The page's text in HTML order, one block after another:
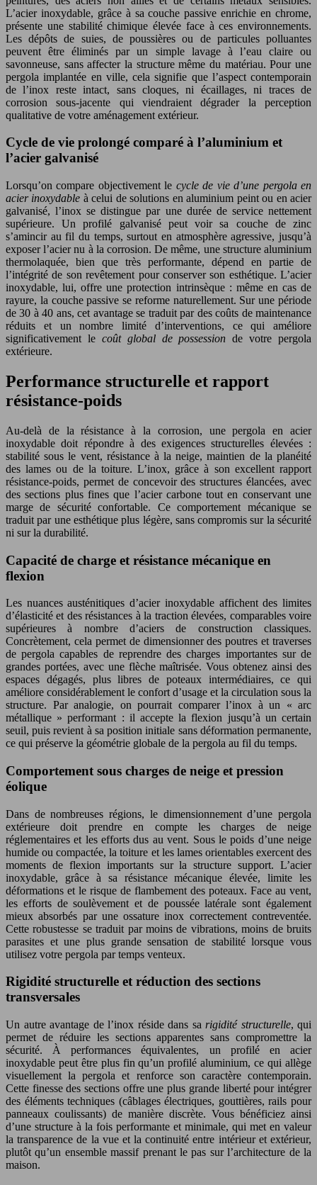
L’acier inoxydable, grâce à sa couche passive enrichie en chrome,
présente une stabilité chimique élevée face à ces environnements.
Les dépôts de suies, de poussières ou de particules polluantes
peuvent être éliminés par un simple lavage à l’eau claire ou
savonneuse, sans affecter la structure même du matériau. Pour une
pergola implantée en ville, cela signifie que l’aspect contemporain
de l’inox reste intact, sans cloques, ni écaillages, ni traces de
corrosion sous-jacente qui viendraient dégrader la perception
qualitative de votre aménagement extérieur.
Cycle de vie prolongé comparé à l’aluminium et
l’acier galvanisé
Lorsqu’on compare objectivement le cycle de vie d’une pergola en
acier inoxydable à celui de solutions en aluminium peint ou en acier
galvanisé, l’inox se distingue par une durée de service nettement
supérieure. Un profilé galvanisé peut voir sa couche de zinc
s’amincir au fil du temps, surtout en atmosphère agressive, jusqu’à
exposer l’acier nu à la corrosion. De même, une structure aluminium
thermolaquée, bien que très performante, dépend en partie de
l’intégrité de son revêtement pour conserver son esthétique. L’acier
inoxydable, lui, offre une protection intrinsèque : même en cas de
rayure, la couche passive se reforme naturellement. Sur une période
de 30 à 40 ans, cet avantage se traduit par des coûts de maintenance
réduits et un nombre limité d’interventions, ce qui améliore
significativement le coût global de possession de votre pergola
extérieure.
Performance structurelle et rapport
résistance-poids
Au-delà de la résistance à la corrosion, une pergola en acier
inoxydable doit répondre à des exigences structurelles élevées :
stabilité sous le vent, résistance à la neige, maintien de la planéité
des lames ou de la toiture. L’inox, grâce à son excellent rapport
résistance-poids, permet de concevoir des structures élancées, avec
des sections plus fines que l’acier carbone tout en conservant une
marge de sécurité confortable. Ce comportement mécanique se
traduit par une esthétique plus légère, sans compromis sur la sécurité
ni sur la durabilité.
Capacité de charge et résistance mécanique en
flexion
Les nuances austénitiques d’acier inoxydable affichent des limites
d’élasticité et des résistances à la traction élevées, comparables voire
supérieures à nombre d’aciers de construction classiques.
Concrètement, cela permet de dimensionner des poutres et traverses
de pergola capables de reprendre des charges importantes sur de
grandes portées, avec une flèche maîtrisée. Vous obtenez ainsi des
espaces dégagés, plus libres de poteaux intermédiaires, ce qui
améliore considérablement le confort d’usage et la circulation sous la
structure. Par analogie, on pourrait comparer l’inox à un « arc
métallique » performant : il accepte la flexion jusqu’à un certain
seuil, puis revient à sa position initiale sans déformation permanente,
ce qui préserve la géométrie globale de la pergola au fil du temps.
Comportement sous charges de neige et pression
éolique
Dans de nombreuses régions, le dimensionnement d’une pergola
extérieure doit prendre en compte les charges de neige
réglementaires et les efforts dus au vent. Sous le poids d’une neige
humide ou compactée, la toiture et les lames orientables exercent des
moments de flexion importants sur la structure support. L’acier
inoxydable, grâce à sa résistance mécanique élevée, limite les
déformations et le risque de flambement des poteaux. Face au vent,
les efforts de soulèvement et de poussée latérale sont également
mieux absorbés par une ossature inox correctement contreventée.
Cette robustesse se traduit par moins de vibrations, moins de bruits
parasites et une plus grande sensation de stabilité lorsque vous
utilisez votre pergola par temps venteux.
Rigidité structurelle et réduction des sections
transversales
Un autre avantage de l’inox réside dans sa rigidité structurelle, qui
permet de réduire les sections apparentes sans compromettre la
sécurité. À performances équivalentes, un profilé en acier
inoxydable peut être plus fin qu’un profilé aluminium, ce qui allège
visuellement la pergola et renforce son caractère contemporain.
Cette finesse des sections offre une plus grande liberté pour intégrer
des éléments techniques (câblages électriques, gouttières, rails pour
panneaux coulissants) de manière discrète. Vous bénéficiez ainsi
d’une structure à la fois performante et minimale, qui met en valeur
la transparence de la vue et la continuité entre intérieur et extérieur,
plutôt qu’un ensemble massif prenant le pas sur l’architecture de la
maison.